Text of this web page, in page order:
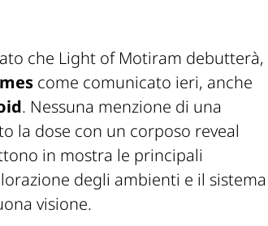
che Light of Motiram debutterà,
come comunicato ieri, anche
. Nessuna menzione di una
la dose con un corposo reveal
in mostra le principali
degli ambienti e il sistema
visione.